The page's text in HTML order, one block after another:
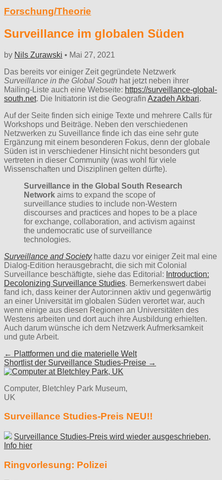
Forschung/Theorie
Surveillance im globalen Süden
by Nils Zurawski • Mai 27, 2021
Das bereits vor einiger Zeit gegründete Netzwerk
Surveillance in the Global South hat jetzt neben ihrer
Mailing-Liste auch eine Webseite: https://surveillance-global-
south.net. Die Initiatorin ist die Geografin Azadeh Akbari.
Auf der Seite finden sich einige Texte und mehrere Calls für
Workshops und Beiträge. Neben den verschiedenen
Netzwerken zu Suveillance finde ich das eine sehr gute
Ergänzung mit einem besonderen Fokus, denn der globale
Süden ist in verschiedener Hinsicht nicht besonders gut
vertreten in dieser Community (was wohl für viele
Wissenschaften und Disziplinen gelten dürfte).
Surveillance in the Global South Research
Network aims to expand the scope of
surveillance studies to include non-Western
discourses and practices and hopes to be a place
for exchange, collaboration, and activism against
the undemocratic use of surveillance
technologies.
Surveillance and Societyhatte dazu vor einiger Zeit mal eine
Dialog-Edition herausgebracht, die sich mit Colonial
Surveillance beschäftigte, siehe das Editorial: Introduction:
Decolonizing Surveillance Studies. Bemerkenswert dabei
fand ich, dass keiner der Autor:innen aktiv und gegenwärtig
an einer Universität im globalen Süden verortet war, auch
wenn einige aus diesen Regionen an Universitäten des
Westens arbeiten und dort auch ihre Ausbildung erhielten.
Auch darum wünsche ich dem Netzwerk Aufmerksamkeit
und gute Arbeit.
Post
navigation
← Plattformen und die materielle Welt
Shortlist der Surveillance Studies-Preise →
Computer, Bletchley Park Museum,
UK
Surveillance Studies-Preis NEU!!
Surveillance Studies-Preis wird wieder ausgeschrieben,
Info hier
Ringvorlesung: Polizei